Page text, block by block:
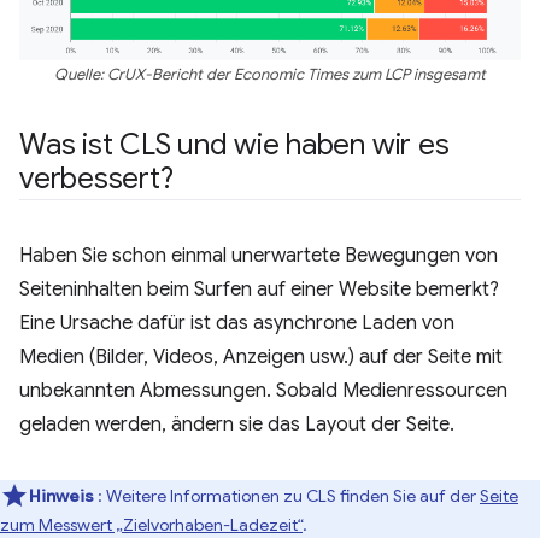
Quelle: CrUX-Bericht der Economic Times zum LCP insgesamt
Was ist CLS und wie haben wir es
verbessert?
Haben Sie schon einmal unerwartete Bewegungen von
Seiteninhalten beim Surfen auf einer Website bemerkt?
Eine Ursache dafür ist das asynchrone Laden von
Medien (Bilder, Videos, Anzeigen usw.) auf der Seite mit
unbekannten Abmessungen. Sobald Medienressourcen
geladen werden, ändern sie das Layout der Seite.
Hinweis : Weitere Informationen zu CLS finden Sie auf derSeite
zum Messwert „Zielvorhaben-Ladezeit“.